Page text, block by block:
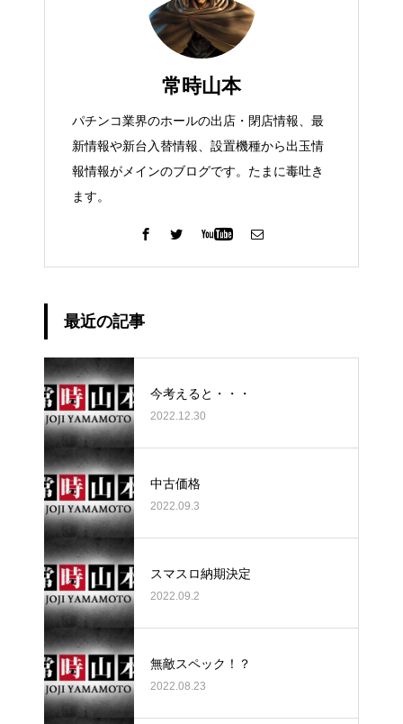
常時山本
パチンコ業界のホールの出店・閉店情報、最
新情報や新台入替情報、設置機種から出玉情
報情報がメインのブログです。たまに毒吐き
ます。
最近の記事
今考えると・・・
2022.12.30
中古価格
2022.09.3
スマスロ納期決定
2022.09.2
無敵スペック！？
2022.08.23